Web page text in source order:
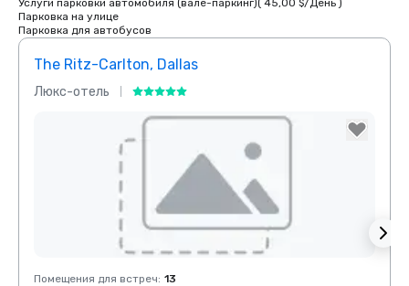
Услуги парковки автомобиля (вале-паркинг)( 45,00 $/День)
Парковка на улице
Парковка для автобусов
The Ritz-Carlton, Dallas
Люкс-отель
Removed from favorites
Помещения для встреч: 13